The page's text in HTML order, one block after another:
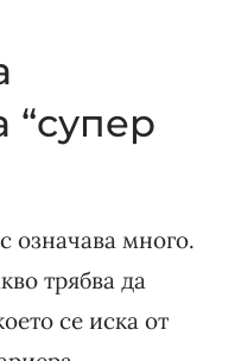
“супер
означава много.
трябва да
се иска от